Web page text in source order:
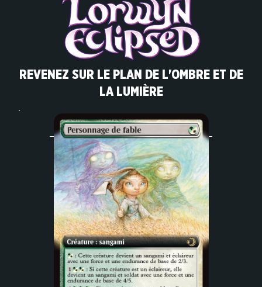
REVENEZ SUR LE PLAN DE L'OMBRE ET DE
LA LUMIÈRE